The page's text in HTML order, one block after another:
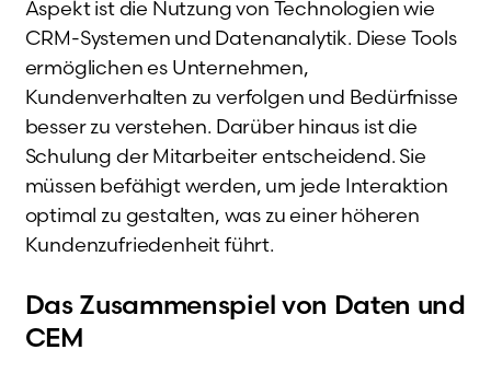
Aspekt ist die Nutzung von Technologien wie
CRM-Systemen und Datenanalytik. Diese Tools
ermöglichen es Unternehmen,
Kundenverhalten zu verfolgen und Bedürfnisse
besser zu verstehen. Darüber hinaus ist die
Schulung der Mitarbeiter entscheidend. Sie
müssen befähigt werden, um jede Interaktion
optimal zu gestalten, was zu einer höheren
Kundenzufriedenheit führt.
Das Zusammenspiel von Daten und
CEM